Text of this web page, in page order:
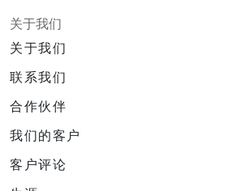
关于我们
关于我们
联系我们
合作伙伴
我们的客户
客户评论